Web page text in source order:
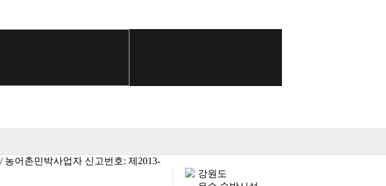
농어촌민박사업자 신고번호: 제2013-
강원도